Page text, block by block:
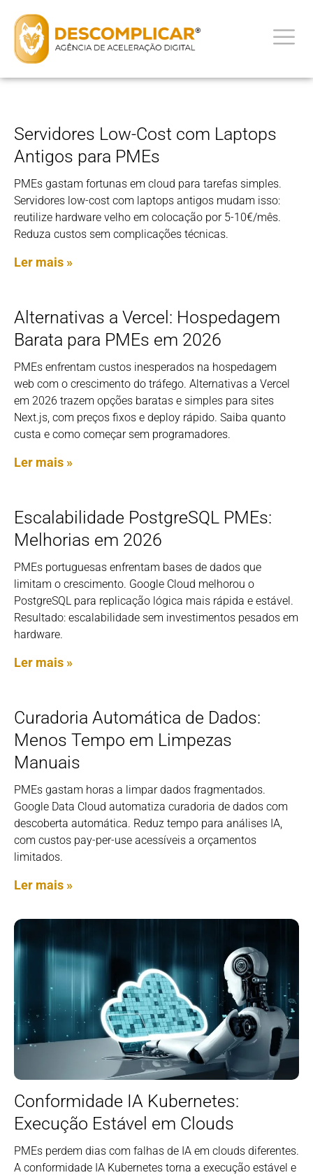
Servidores Low-Cost com Laptops
Antigos para PMEs
PMEs gastam fortunas em cloud para tarefas simples.
Servidores low-cost com laptops antigos mudam isso:
reutilize hardware velho em colocação por 5-10€/mês.
Reduza custos sem complicações técnicas.
Ler mais »
Alternativas a Vercel: Hospedagem
Barata para PMEs em 2026
PMEs enfrentam custos inesperados na hospedagem
web com o crescimento do tráfego. Alternativas a Vercel
em 2026 trazem opções baratas e simples para sites
Next.js, com preços fixos e deploy rápido. Saiba quanto
custa e como começar sem programadores.
Ler mais »
Escalabilidade PostgreSQL PMEs:
Melhorias em 2026
PMEs portuguesas enfrentam bases de dados que
limitam o crescimento. Google Cloud melhorou o
PostgreSQL para replicação lógica mais rápida e estável.
Resultado: escalabilidade sem investimentos pesados em
hardware.
Ler mais »
Curadoria Automática de Dados:
Menos Tempo em Limpezas
Manuais
PMEs gastam horas a limpar dados fragmentados.
Google Data Cloud automatiza curadoria de dados com
descoberta automática. Reduz tempo para análises IA,
com custos pay-per-use acessíveis a orçamentos
limitados.
Ler mais »
Conformidade IA Kubernetes:
Execução Estável em Clouds
PMEs perdem dias com falhas de IA em clouds diferentes.
A conformidade IA Kubernetes torna a execução estável e